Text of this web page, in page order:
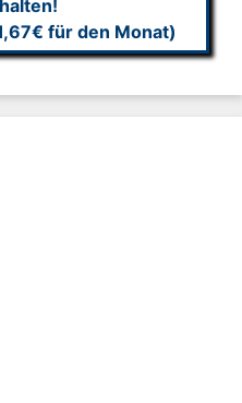
für den Monat)